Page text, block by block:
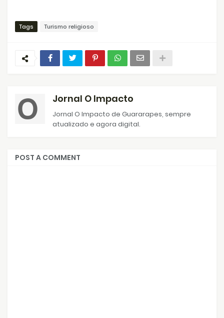
Tags Turismo religioso
Jornal O Impacto
Jornal O Impacto de Guararapes, sempre
atualizado e agora digital.
POST A COMMENT